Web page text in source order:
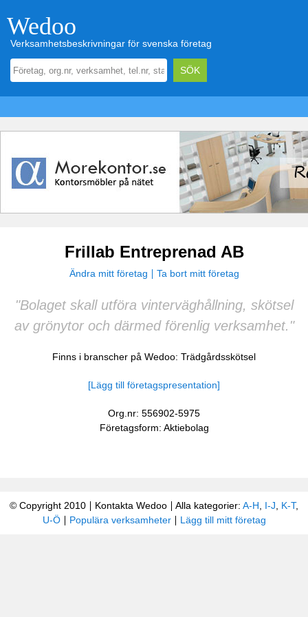
Wedoo
Verksamhetsbeskrivningar för svenska företag
Frillab Entreprenad AB
Ändra mitt företag Ta bort mitt företag
"Bolaget skall utföra vinterväghållning, skötsel
av grönytor och därmed förenlig verksamhet."
Finns i branscher på Wedoo: Trädgårdsskötsel
[Lägg till företagspresentation]
Org.nr: 556902-5975
Företagsform: Aktiebolag
© Copyright 2010 Kontakta Wedoo Alla kategorier: A-H I-J K-T,
U-Ö
Populära verksamheter Lägg till mitt företag